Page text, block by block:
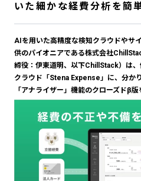
いた細かな経費分析を簡
​AIを用いた高精度な検知クラウドやサ
供のパイオニアである株式会社
締役：伊東道明、以下ChillStack）は
クラウド「Stena Expense」に、分か
「アナライザー」機能のクローズドβ